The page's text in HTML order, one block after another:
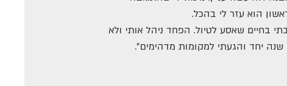
הוא עזר לי בהכל.
בחיים שאסע לטיול. הפחד ניהל אותי ולא
שנה יחד והגעתי למקומות מדהימים".